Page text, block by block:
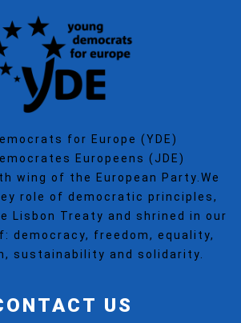
for Europe (YDE)
Europeens (JDE)
wing of the European Party.We
role of democratic principles,
Lisbon Treaty and shrined in our
democracy, freedom, equality,
sustainability and solidarity.
US